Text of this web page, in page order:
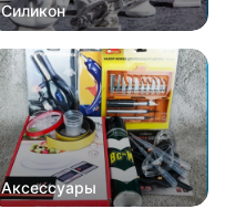
Силикон
Аксессуары